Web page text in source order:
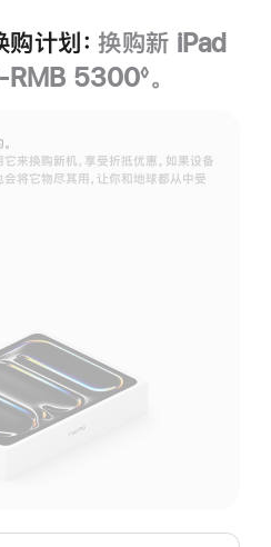
计划： 换购新 iPad
RMB 5300◊ 。
来换购新机，享受折抵优惠。如果设备
将它物尽其用，让你和地球都从中受